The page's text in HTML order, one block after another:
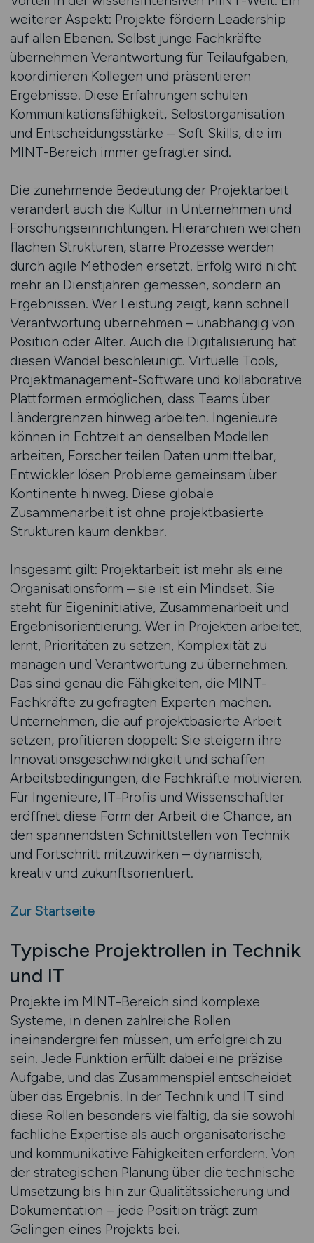
weiterer Aspekt: Projekte fördern Leadership
auf allen Ebenen. Selbst junge Fachkräfte
übernehmen Verantwortung für Teilaufgaben,
koordinieren Kollegen und präsentieren
Ergebnisse. Diese Erfahrungen schulen
Kommunikationsfähigkeit, Selbstorganisation
und Entscheidungsstärke – Soft Skills, die im
MINT-Bereich immer gefragter sind.
Die zunehmende Bedeutung der Projektarbeit
verändert auch die Kultur in Unternehmen und
Forschungseinrichtungen. Hierarchien weichen
flachen Strukturen, starre Prozesse werden
durch agile Methoden ersetzt. Erfolg wird nicht
mehr an Dienstjahren gemessen, sondern an
Ergebnissen. Wer Leistung zeigt, kann schnell
Verantwortung übernehmen – unabhängig von
Position oder Alter. Auch die Digitalisierung hat
diesen Wandel beschleunigt. Virtuelle Tools,
Projektmanagement-Software und kollaborative
Plattformen ermöglichen, dass Teams über
Ländergrenzen hinweg arbeiten. Ingenieure
können in Echtzeit an denselben Modellen
arbeiten, Forscher teilen Daten unmittelbar,
Entwickler lösen Probleme gemeinsam über
Kontinente hinweg. Diese globale
Zusammenarbeit ist ohne projektbasierte
Strukturen kaum denkbar.
Insgesamt gilt: Projektarbeit ist mehr als eine
Organisationsform – sie ist ein Mindset. Sie
steht für Eigeninitiative, Zusammenarbeit und
Ergebnisorientierung. Wer in Projekten arbeitet,
lernt, Prioritäten zu setzen, Komplexität zu
managen und Verantwortung zu übernehmen.
Das sind genau die Fähigkeiten, die MINT-
Fachkräfte zu gefragten Experten machen.
Unternehmen, die auf projektbasierte Arbeit
setzen, profitieren doppelt: Sie steigern ihre
Innovationsgeschwindigkeit und schaffen
Arbeitsbedingungen, die Fachkräfte motivieren.
Für Ingenieure, IT-Profis und Wissenschaftler
eröffnet diese Form der Arbeit die Chance, an
den spannendsten Schnittstellen von Technik
und Fortschritt mitzuwirken – dynamisch,
kreativ und zukunftsorientiert.
Zur Startseite
Typische Projektrollen in Technik
und IT
Projekte im MINT-Bereich sind komplexe
Systeme, in denen zahlreiche Rollen
ineinandergreifen müssen, um erfolgreich zu
sein. Jede Funktion erfüllt dabei eine präzise
Aufgabe, und das Zusammenspiel entscheidet
über das Ergebnis. In der Technik und IT sind
diese Rollen besonders vielfältig, da sie sowohl
fachliche Expertise als auch organisatorische
und kommunikative Fähigkeiten erfordern. Von
der strategischen Planung über die technische
Umsetzung bis hin zur Qualitätssicherung und
Dokumentation – jede Position trägt zum
Gelingen eines Projekts bei.